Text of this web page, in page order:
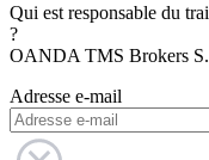
Qui est responsable du
?
OANDA TMS Brokers
Adresse e-mail